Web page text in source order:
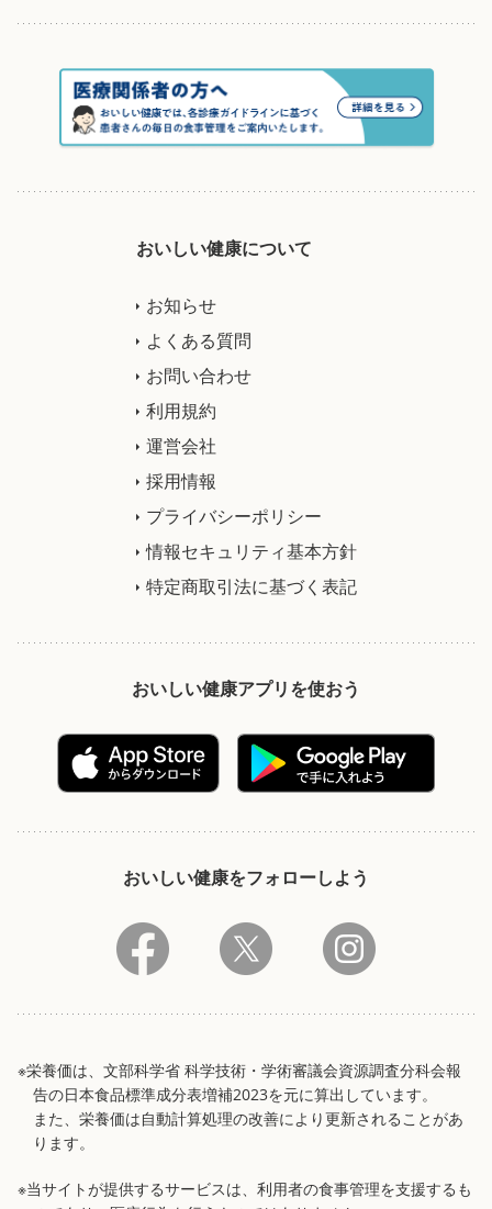
おいしい健康について
お知らせ
よくある質問
お問い合わせ
利用規約
運営会社
採用情報
プライバシーポリシー
情報セキュリティ基本方針
特定商取引法に基づく表記
おいしい健康アプリを使おう
おいしい健康をフォローしよう
※栄養価は、文部科学省 科学技術・学術審議会資源調査分科会報
告の日本食品標準成分表増補2023を元に算出しています。
また、栄養価は自動計算処理の改善により更新されることがあ
ります。
※当サイトが提供するサービスは、利用者の食事管理を支援するも